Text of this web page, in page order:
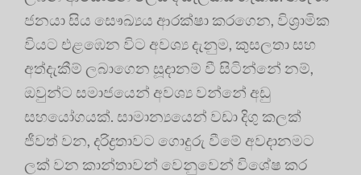
ජනයා සිය සෞඛ්‍යය ආරක්ෂා කරගෙන, විශ්‍රාමික
වියට එළඹෙන විට අවශ්‍ය දැනුම, කුසලතා සහ
අත්දැකීම් ලබාගෙන සූදානම් වී සිටින්නේ නම්,
ඔවුන්ට සමාජයෙන් අවශ්‍ය වන්නේ අඩු
සහයෝගයක්. සාමාන්‍යයෙන් වඩා දිගු කලක්
ජීවත් වන, දරිද්‍ර‍තාවට ගොදුරු වීමේ අවදානමට
ලක් වන කාන්තාවන් වෙනුවෙන් විශේෂ කර